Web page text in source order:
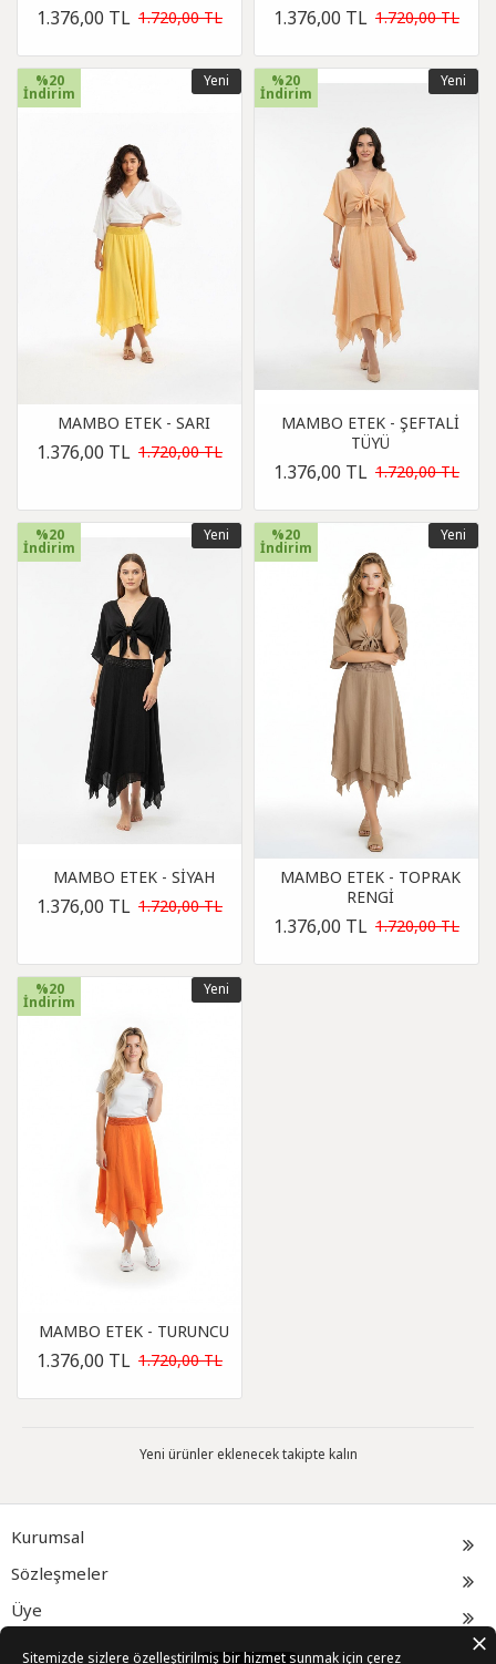
1.376,00 TL 1.720,00 TL 1.376,00 TL 1.720,00 TL
Yeni
%20
İndirim
MAMBO ETEK - SARI
1.376,00 TL 1.720,00 TL
Yeni
%20
İndirim
MAMBO ETEK - ŞEFTALİ
TÜYÜ
1.376,00 TL 1.720,00 TL
Yeni
%20
İndirim
MAMBO ETEK - SİYAH
1.376,00 TL 1.720,00 TL
Yeni
%20
İndirim
MAMBO ETEK - TOPRAK
RENGİ
1.376,00 TL 1.720,00 TL
Yeni
%20
İndirim
MAMBO ETEK - TURUNCU
1.376,00 TL 1.720,00 TL
Yeni ürünler eklenecek takipte kalın
Kurumsal
Sözleşmeler
Üye
Sitemizde sizlere özelleştirilmiş bir hizmet sunmak için çerez